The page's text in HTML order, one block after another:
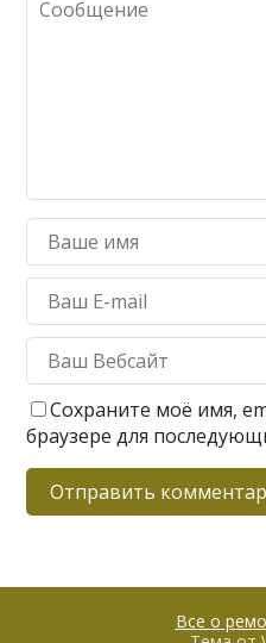
Сохраните моё имя,
браузере для
Все о